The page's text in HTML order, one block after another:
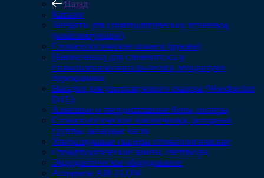
Назад
Каталог
Запчасти для стоматологических установок
(комплектующие)
Стоматологические шланги (рукава)
Наконечники для слюноотсоса и
стоматологического пылесоса, мундштуки,
переходники
Насадки для ультразвукового скалера (Woodpecker
DTE)
Алмазные и твердосплавные боры, полиры
Стоматологические наконечники, роторные
группы, запасные части
Ультразвуковые скалеры стоматологические
Стоматологические лампы, световоды
Эндодонтическое оборудование
Аппараты AIR FLOW